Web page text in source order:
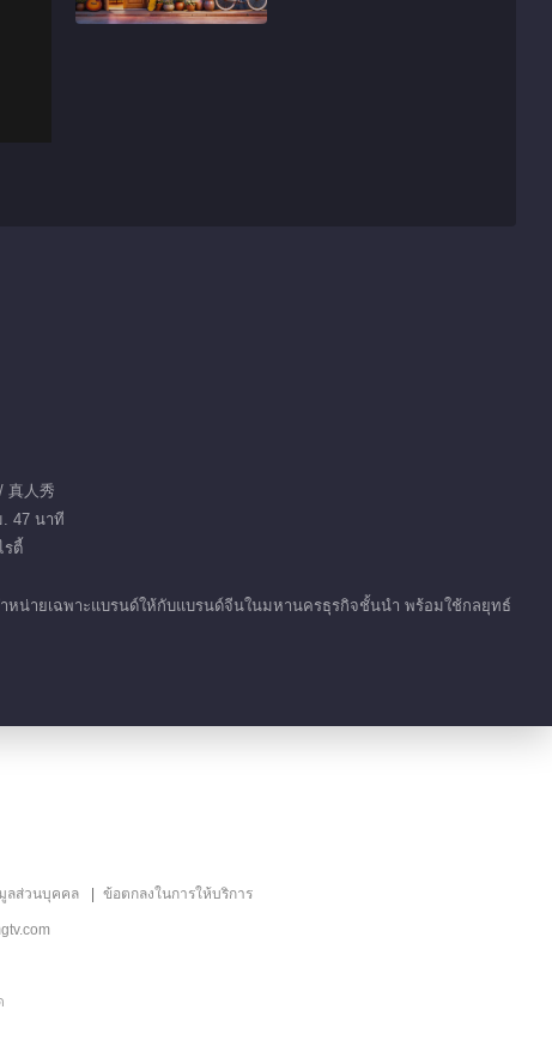
真人秀
. 47 นาที
รตี้
ำหน่ายเฉพาะแบรนด์ให้กับแบรนด์จีนในมหานครธุรกิจชั้นนำ พร้อมใช้กลยุทธ์
ลส่วนบุคคล ข้อตกลงในการให้บริการ